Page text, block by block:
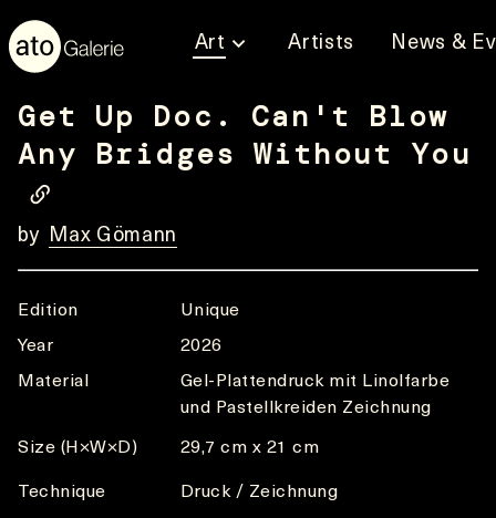
Art Artists News &
Get Up Doc. Can't Blow
Any Bridges Without You
by Max Gömann
Edition
Unique
Year
2026
Material
Gel-Plattendruck mit Linolfarbe
und Pastellkreiden Zeichnung
Size (H×W×D) 29,7 cm x 21 cm
Technique Druck / Zeichnung